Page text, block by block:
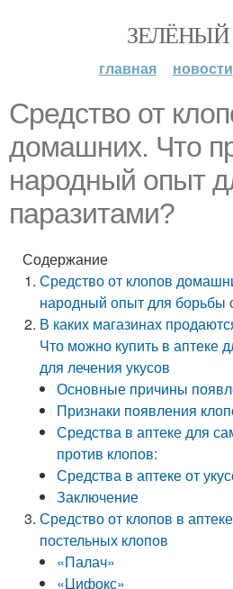
ЗЕЛЁНЫЙ
главная новости
Средство от
домашних. Что
народный опыт
паразитами?
Содержание
Средство от клопов
народный опыт для борьбы
В каких магазинах
Что можно купить в аптеке
для лечения укусов
Основные причины
Признаки появления
Средства в аптеке для
против клопов:
Средства в аптеке от
Заключение
Средство от клопов в
постельных клопов
«Палач»
«Цифокс»